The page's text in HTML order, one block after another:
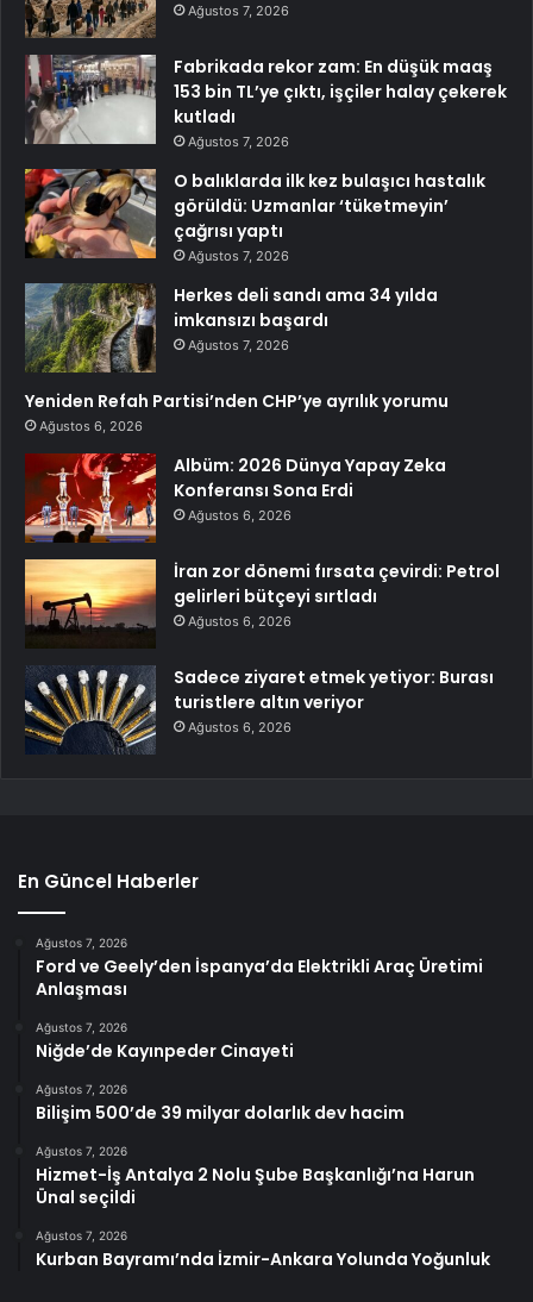
Ağustos 7, 2026
Fabrikada rekor zam: En düşük maaş
153 bin TL’ye çıktı, işçiler halay çekerek
kutladı
Ağustos 7, 2026
O balıklarda ilk kez bulaşıcı hastalık
görüldü: Uzmanlar ‘tüketmeyin’
çağrısı yaptı
Ağustos 7, 2026
Herkes deli sandı ama 34 yılda
imkansızı başardı
Ağustos 7, 2026
Yeniden Refah Partisi’nden CHP’ye ayrılık yorumu
Ağustos 6, 2026
Albüm: 2026 Dünya Yapay Zeka
Konferansı Sona Erdi
Ağustos 6, 2026
İran zor dönemi fırsata çevirdi: Petrol
gelirleri bütçeyi sırtladı
Ağustos 6, 2026
Sadece ziyaret etmek yetiyor: Burası
turistlere altın veriyor
Ağustos 6, 2026
En Güncel Haberler
Ağustos 7, 2026
Ford ve Geely’den İspanya’da Elektrikli Araç Üretimi
Anlaşması
Ağustos 7, 2026
Niğde’de Kayınpeder Cinayeti
Ağustos 7, 2026
Bilişim 500’de 39 milyar dolarlık dev hacim
Ağustos 7, 2026
Hizmet-İş Antalya 2 Nolu Şube Başkanlığı’na Harun
Ünal seçildi
Ağustos 7, 2026
Kurban Bayramı’nda İzmir-Ankara Yolunda Yoğunluk